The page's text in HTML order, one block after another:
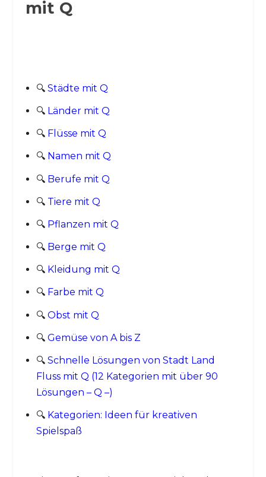
mit Q
🔍 Städte mit Q
🔍 Länder mit Q
🔍 Flüsse mit Q
🔍 Namen mit Q
🔍 Berufe mit Q
🔍 Tiere mit Q
🔍 Pflanzen mit Q
🔍 Berge mit Q
🔍 Kleidung mit Q
🔍 Farbe mit Q
🔍 Obst mit Q
🔍 Gemüse von A bis Z
🔍 Schnelle Lösungen von Stadt Land
Fluss mit Q (12 Kategorien mit über 90
Lösungen – Q –)
🔍 Kategorien: Ideen für kreativen
Spielspaß